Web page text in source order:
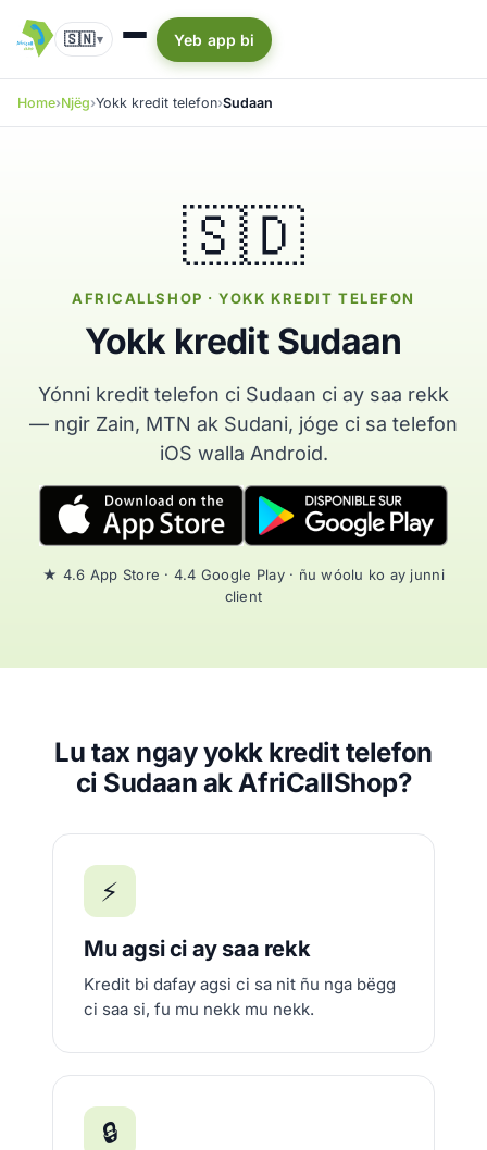
🇸🇳▾ Yeb app bi
Home Njëg Yokk kredit telefon Sudaan
🇸🇩
AFRICALLSHOP · YOKK KREDIT TELEFON
Yokk kredit Sudaan
Yónni kredit telefon ci Sudaan ci ay saa rekk
— ngir Zain, MTN ak Sudani, jóge ci sa telefon
iOS walla Android.
★ 4.6 App Store · 4.4 Google Play · ñu wóolu ko ay junni
client
Lu tax ngay yokk kredit telefon
ci Sudaan ak AfriCallShop?
⚡
Mu agsi ci ay saa rekk
Kredit bi dafay agsi ci sa nit ñu nga bëgg
ci saa si, fu mu nekk mu nekk.
🔒